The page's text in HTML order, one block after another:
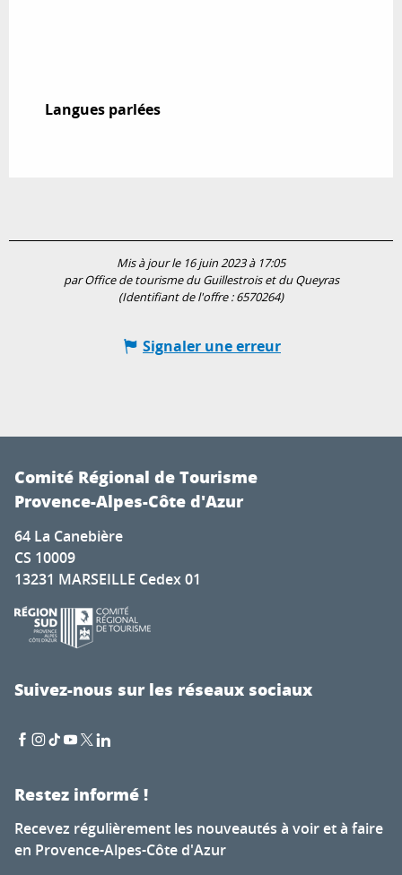
Langues parlées
Langues parlées
Mis à jour le 16 juin 2023 à 17:05
par Office de tourisme du Guillestrois et du Queyras
(Identifiant de l'offre :6570264)
Signaler une erreur
Comité Régional de Tourisme
Provence-Alpes-Côte d'Azur
64 La Canebière
CS 10009
13231 MARSEILLE Cedex 01
Suivez-nous sur les réseaux sociaux
Restez informé !
Recevez régulièrement les nouveautés à voir et à faire
en Provence-Alpes-Côte d'Azur